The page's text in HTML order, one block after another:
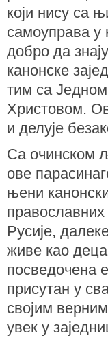
који нису са
самоуправа у
добро да
канонске
тим са
Христовом.
и делује
Са очинском
ове
њени
Русије,
живе као
посведочена
присутан у
својим
увек у